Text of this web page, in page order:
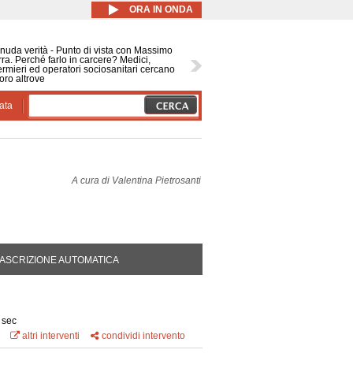
ORA IN ONDA
verità - Punto di vista con Massimo
Perché farlo in carcere? Medici,
ed operatori sociosanitari cercano
altrove
A cura di Valentina Pietrosanti
ATTIVA)AUTOMATICA
altri interventi
condividi intervento